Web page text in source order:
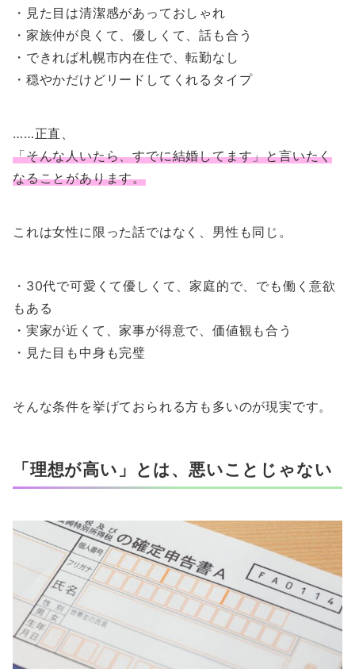
・見た目は清潔感があっておしゃれ
・家族仲が良くて、優しくて、話も合う
・できれば札幌市内在住で、転勤なし
・穏やかだけどリードしてくれるタイプ
……正直、
「そんな人いたら、すでに結婚してます」と言いたく
なることがあります。
これは女性に限った話ではなく、男性も同じ。
・30代で可愛くて優しくて、家庭的で、でも働く意欲
もある
・実家が近くて、家事が得意で、価値観も合う
・見た目も中身も完璧
そんな条件を挙げておられる方も多いのが現実です。
「理想が高い」とは、悪いことじゃない